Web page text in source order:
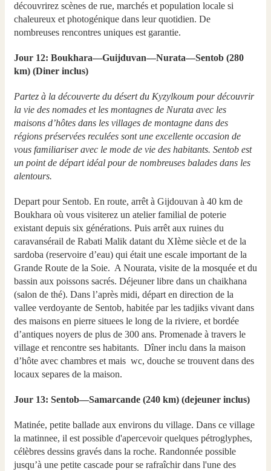
découvrirez scènes de rue, marchés et population locale si
chaleureux et photogénique dans leur quotidien. De
nombreuses rencontres uniques est garantie.
Jour 12: Boukhara—Guijduvan—Nurata—Sentob (280
km) (Diner inclus)
Partez à la découverte du désert du Kyzylkoum pour découvrir
la vie des nomades et les montagnes de Nurata avec les
maisons d’hôtes dans les villages de montagne dans des
régions préservées reculées sont une excellente occasion de
vous familiariser avec le mode de vie des habitants. Sentob est
un point de départ idéal pour de nombreuses balades dans les
alentours.
Depart pour Sentob. En route, arrêt à Gijdouvan à 40 km de
Boukhara où vous visiterez un atelier familial de poterie
existant depuis six générations. Puis arrêt aux ruines du
caravansérail de Rabati Malik datant du XIème siècle et de la
sardoba (reservoire d’eau) qui était une escale important de la
Grande Route de la Soie. A Nourata, visite de la mosquée et du
bassin aux poissons sacrés. Déjeuner libre dans un chaikhana
(salon de thé). Dans l’après midi, départ en direction de la
vallee verdoyante de Sentob, habitée par les tadjiks vivant dans
des maisons en pierre situees le long de la riviere, et bordée
d’antiques noyers de plus de 300 ans. Promenade à travers le
village et rencontre ses habitants. Dîner inclu dans la maison
d’hôte avec chambres et mais wc, douche se trouvent dans des
locaux separes de la maison.
Jour 13: Sentob—Samarcande (240 km) (dejeuner inclus)
Matinée, petite ballade aux environs du village. Dans ce village
la matinnee, il est possible d'apercevoir quelques pétroglyphes,
célèbres dessins gravés dans la roche. Randonnée possible
jusqu’à une petite cascade pour se rafraîchir dans l'une des